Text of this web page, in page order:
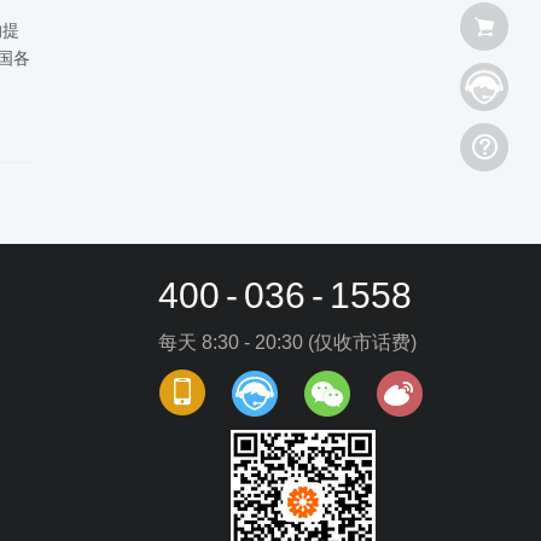
各
400 - 036 - 1558
每天 8:30 - 20:30 (仅收市话费)
